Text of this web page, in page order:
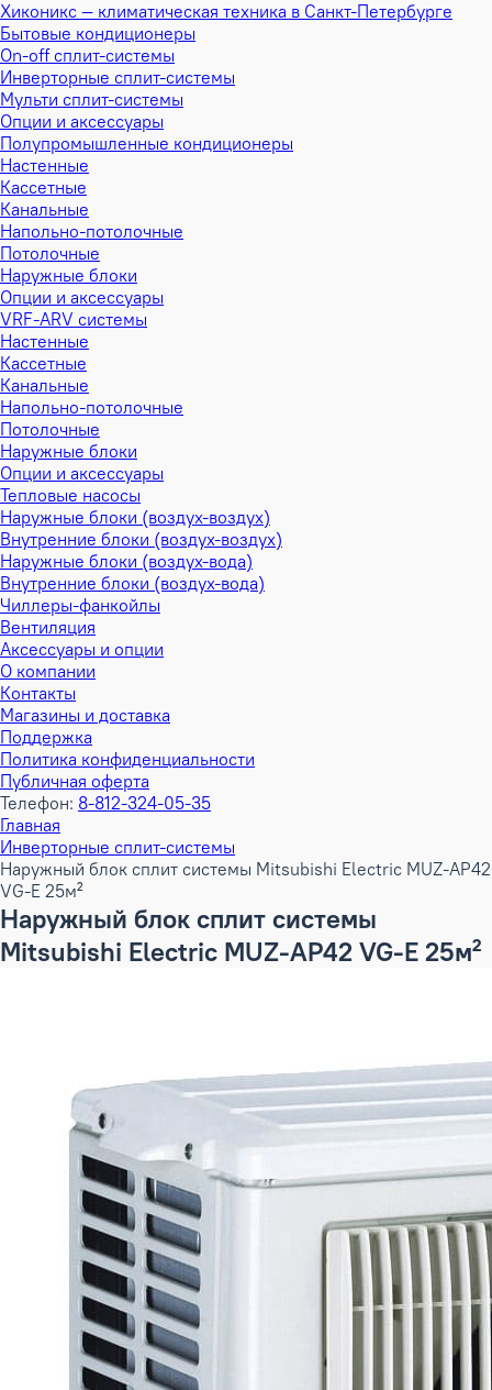
Хиконикс — климатическая техника в Санкт-Петербурге
Бытовые кондиционеры
On-off сплит-системы
Инверторные сплит-системы
Мульти сплит-системы
Опции и аксессуары
Полупромышленные кондиционеры
Настенные
Кассетные
Канальные
Напольно-потолочные
Потолочные
Наружные блоки
Опции и аксессуары
VRF-ARV системы
Настенные
Кассетные
Канальные
Напольно-потолочные
Потолочные
Наружные блоки
Опции и аксессуары
Тепловые насосы
Наружные блоки (воздух-воздух)
Внутренние блоки (воздух-воздух)
Наружные блоки (воздух-вода)
Внутренние блоки (воздух-вода)
Чиллеры-фанкойлы
Вентиляция
Аксессуары и опции
О компании
Контакты
Магазины и доставка
Поддержка
Политика конфиденциальности
Публичная оферта
Телефон: 8-812-324-05-35
Главная
Инверторные сплит-системы
Наружный блок сплит системы Mitsubishi Electric MUZ-AP42
VG-E 25м²
Наружный блок сплит системы
Mitsubishi Electric MUZ-AP42 VG-E 25м²